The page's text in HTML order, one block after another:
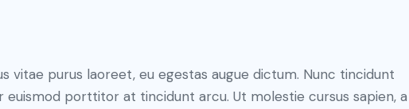
vitae purus laoreet, eu egestas augue dictum. Nunc tincidunt
porttitor at tincidunt arcu. Ut molestie cursus sapien, a